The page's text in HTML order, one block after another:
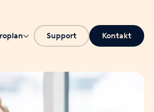
Support Kontakt